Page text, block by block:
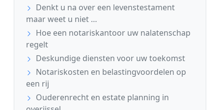
Denkt u na over een levenstestament
maar weet u niet …
Hoe een notariskantoor uw nalatenschap
regelt
Deskundige diensten voor uw toekomst
Notariskosten en belastingvoordelen op
een rij
Ouderenrecht en estate planning in